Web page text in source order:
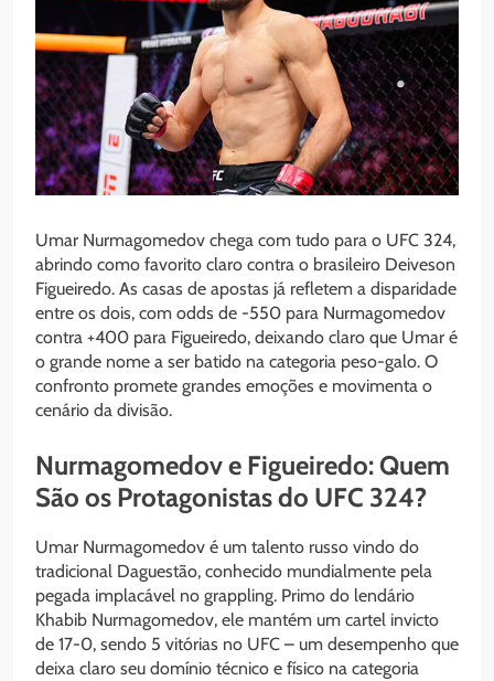
Umar Nurmagomedov chega com tudo para o UFC 324,
abrindo como favorito claro contra o brasileiro Deiveson
Figueiredo. As casas de apostas já refletem a disparidade
entre os dois, com odds de -550 para Nurmagomedov
contra +400 para Figueiredo, deixando claro que Umar é
o grande nome a ser batido na categoria peso-galo. O
confronto promete grandes emoções e movimenta o
cenário da divisão.
Nurmagomedov e Figueiredo: Quem
São os Protagonistas do UFC 324?
Umar Nurmagomedov é um talento russo vindo do
tradicional Daguestão, conhecido mundialmente pela
pegada implacável no grappling. Primo do lendário
Khabib Nurmagomedov, ele mantém um cartel invicto
de 17-0, sendo 5 vitórias no UFC – um desempenho que
deixa claro seu domínio técnico e físico na categoria